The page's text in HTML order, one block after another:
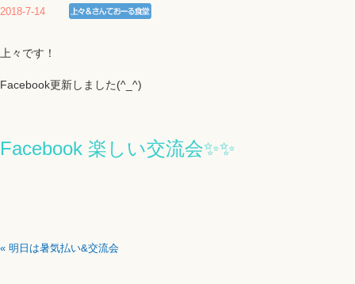
2018-7-14
上々です！
Facebook更新しました(^_^)
Facebook 楽しい交流会✨✨
« 明日は暑気払い&交流会